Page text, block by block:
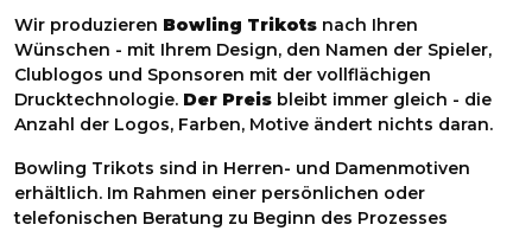
Wir produzieren Bowling Trikots nach Ihren
Wünschen - mit Ihrem Design, den Namen der Spieler,
Clublogos und Sponsoren mit der vollflächigen
Drucktechnologie. Der Preis bleibt immer gleich - die
Anzahl der Logos, Farben, Motive ändert nichts daran.
Bowling Trikots sind in Herren- und Damenmotiven
erhältlich. Im Rahmen einer persönlichen oder
telefonischen Beratung zu Beginn des Prozesses